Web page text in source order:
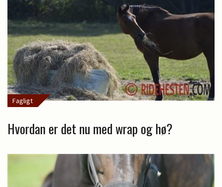
Fagligt
Hvordan er det nu med wrap og hø?